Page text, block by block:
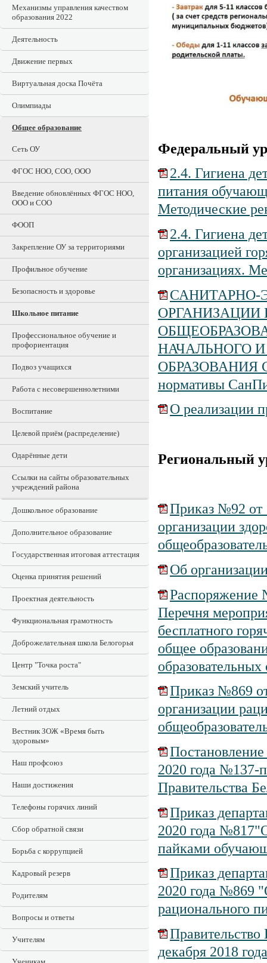
Механизмы управления качеством
образования 2022
Деятельность
Движение первых
Виртуальная доска Почёта
Олимпиады
Общее образование
Сеть ОУ
ФГОС НОО, СОО, ООО
Введение обновлённых ФГОС НОО,
ООО и СОО
ФООП
Закрепление ОУ за территориями
Профильное обучение
Безопасность и здоровье
Школьное питание
Профессиональное обучение и
профориентация
Подвоз учащихся
Работа с несовершеннолетними
Воспитание
Целевой приём (распределение)
Одарённые дети
Ссылки на сайты образовательных
учреждений района
Дошкольное образование
Дополнительное образование
Государственная итоговая аттестация
Оценка принятия решений
Проектная деятельность
Функциональная грамотность
Доброжелательная школа Белогорья
Центр "Точка роста"
Земский учитель
Летний отдых
Вестник ЗОЖ «Время быть
здоровым»
Наш профсоюз
Наши достижения
Телефоны горячих линий
Сбор обратной связи
Борьба с коррупцией
Кадровый резерв
Родителям
Вопросы и ответы
Учителям
Федеральный
2.4. Гигиена
питания
Методические
2.4. Гигиена
организацией
организациях.
САНИТАРНО-
НАЧАЛЬНОГО
ОБРАЗОВАНИЯ
нормативы
О реализации
Региональный
Приказ №92 от
организации
Об
Распоряжение
Перечня
бесплатного
общее
Приказ №869
организации
Постановление
2020 года №137-
Правительства
Приказ
2020 года
пайками
Приказ
2020 года №869
рационального
декабря 2018